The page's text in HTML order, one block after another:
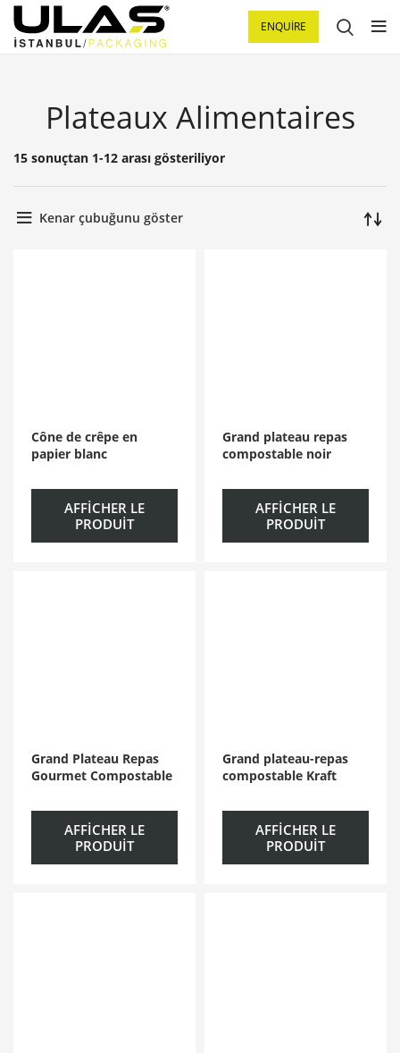
ENQUIRE
Plateaux Alimentaires
15 sonuçtan 1-12 arası gösteriliyor
Kenar çubuğunu göster
Cône de crêpe en
papier blanc
AFFICHER LE
PRODUIT
Grand plateau repas
compostable noir
AFFICHER LE
PRODUIT
Grand Plateau Repas
Gourmet Compostable
AFFICHER LE
PRODUIT
Grand plateau-repas
compostable Kraft
AFFICHER LE
PRODUIT